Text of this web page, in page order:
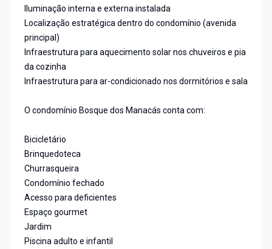
Iluminação interna e externa instalada
Localização estratégica dentro do condomínio (avenida
principal)
Infraestrutura para aquecimento solar nos chuveiros e pia
da cozinha
Infraestrutura para ar-condicionado nos dormitórios e sala
O condomínio Bosque dos Manacás conta com:
Bicicletário
Brinquedoteca
Churrasqueira
Condomínio fechado
Acesso para deficientes
Espaço gourmet
Jardim
Piscina adulto e infantil